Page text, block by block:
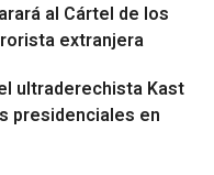
al Cártel de los
extranjera
ultraderechista Kast
presidenciales en